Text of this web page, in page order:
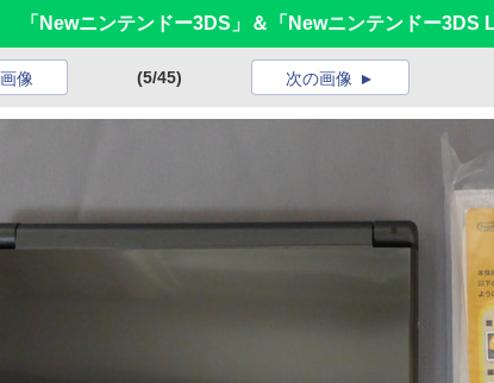
「Newニンテンドー3DS」＆「Newニンテンドー3DS
像 (5/45) 次の画像